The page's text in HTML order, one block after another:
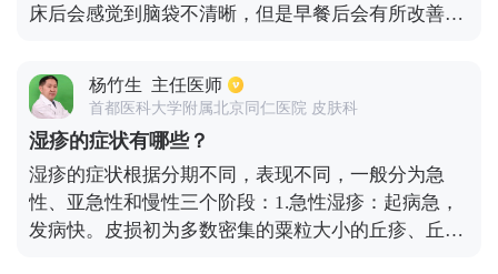
物困难等症状。所以，慢性咽炎表现，又根据不同的
床后会感觉到脑袋不清晰，但是早餐后会有所改善，
经常的抽筋，这也是比较常见的症状，一些患者还会
出现小腿发凉和麻木的情况，这是因为腿部肌肉中的
胆固醇积聚而引起的。看东西不清，出现视力问题是
因为血液变得粘稠，流动的速度慢，从而造成了视网
膜暂时性的缺氧。高血脂临床症状没有特异性，而且
前期症状往往不明显。多数患者是在体检的状况下才
得知患有此病，因此平时一定要定期的检查。
杨竹生 主任医师
首都医科大学附属北京同仁医院 皮肤科
湿疹的症状有哪些？
湿疹的症状根据分期不同，表现不同，一般分为急
性、亚急性和慢性三个阶段：1.急性湿疹：起病急，
发病快。皮损初为多数密集的粟粒大小的丘疹、丘疱